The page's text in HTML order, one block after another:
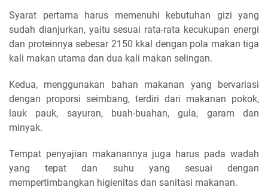
Syarat pertama harus memenuhi kebutuhan gizi yang
sudah dianjurkan, yaitu sesuai rata-rata kecukupan energi
dan proteinnya sebesar 2150 kkal dengan pola makan tiga
kali makan utama dan dua kali makan selingan.
Kedua, menggunakan bahan makanan yang bervariasi
dengan proporsi seimbang, terdiri dari makanan pokok,
lauk pauk, sayuran, buah-buahan, gula, garam dan
minyak.
Tempat penyajian makanannya juga harus pada wadah
yang tepat dan suhu yang sesuai dengan
mempertimbangkan higienitas dan sanitasi makanan.